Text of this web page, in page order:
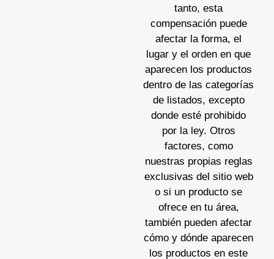
tanto, esta
compensación puede
afectar la forma, el
lugar y el orden en que
aparecen los productos
dentro de las categorías
de listados, excepto
donde esté prohibido
por la ley. Otros
factores, como
nuestras propias reglas
exclusivas del sitio web
o si un producto se
ofrece en tu área,
también pueden afectar
cómo y dónde aparecen
los productos en este